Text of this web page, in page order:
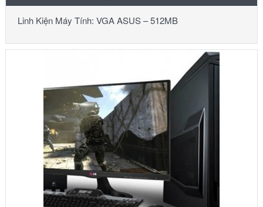
Linh Kiện Máy Tính: VGA ASUS – 512MB